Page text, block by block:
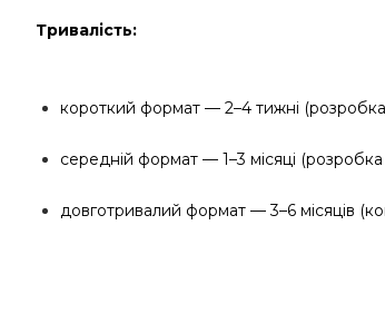
Тривалість:
короткий формат — 2–4 тижні (розробка
середній формат — 1–3 місяці
довготривалий формат — 3–6 місяців